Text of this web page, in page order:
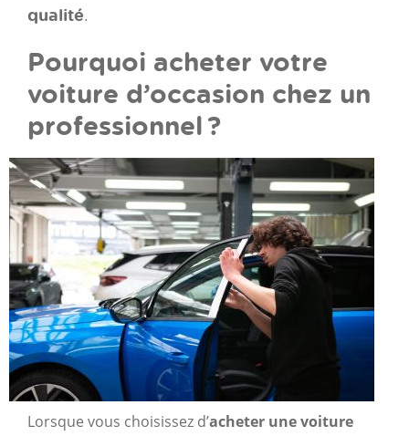
qualité.
Pourquoi acheter votre
voiture d’occasion chez un
professionnel ?
Lorsque vous choisissez d’acheter une voiture